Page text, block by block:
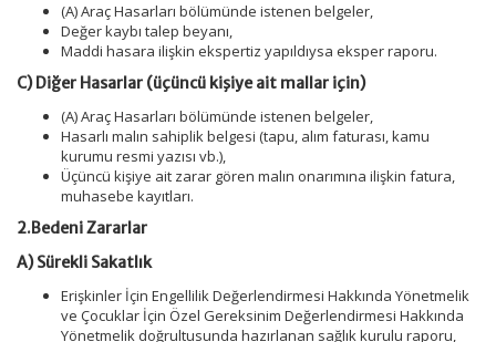
(A) Araç Hasarları bölümünde istenen belgeler,
Değer kaybı talep beyanı,
Maddi hasara ilişkin ekspertiz yapıldıysa eksper raporu.
C) Diğer Hasarlar (üçüncü kişiye ait mallar için)
(A) Araç Hasarları bölümünde istenen belgeler,
Hasarlı malın sahiplik belgesi (tapu, alım faturası, kamu
kurumu resmi yazısı vb.),
Üçüncü kişiye ait zarar gören malın onarımına ilişkin fatura,
muhasebe kayıtları.
2.Bedeni Zararlar
A) Sürekli Sakatlık
Erişkinler İçin Engellilik Değerlendirmesi Hakkında Yönetmelik
ve Çocuklar İçin Özel Gereksinim Değerlendirmesi Hakkında
Yönetmelik doğrultusunda hazırlanan sağlık kurulu raporu,